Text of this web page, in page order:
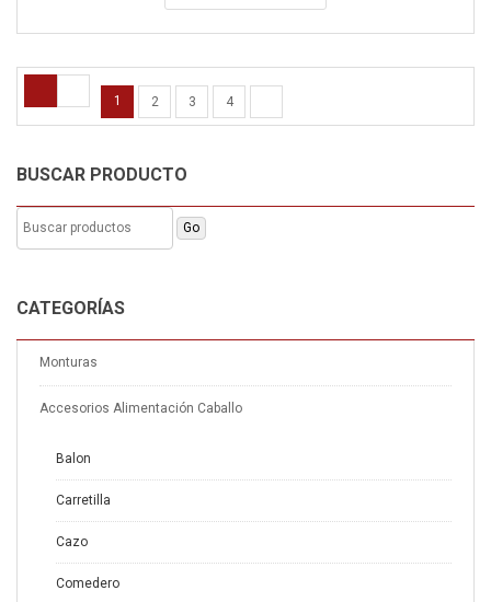
BUSCAR PRODUCTO
CATEGORÍAS
Monturas
Accesorios Alimentación Caballo
Balon
Carretilla
Cazo
Comedero
1 2 3 4